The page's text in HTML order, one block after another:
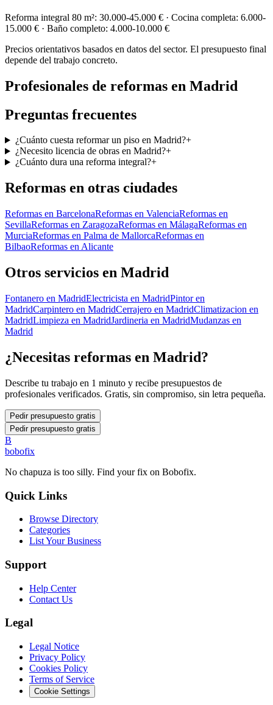
Reforma integral 80 m²: 30.000-45.000 € · Cocina completa: 6.000-
15.000 € · Baño completo: 4.000-10.000 €
Precios orientativos basados en datos del sector. El presupuesto final
depende del trabajo concreto.
Profesionales de reformas en Madrid
Preguntas frecuentes
¿Cuánto cuesta reformar un piso en Madrid?+
¿Necesito licencia de obras en Madrid?+
¿Cuánto dura una reforma integral?+
Reformas en otras ciudades
Reformas en BarcelonaReformas en ValenciaReformas en
SevillaReformas en ZaragozaReformas en MálagaReformas en
MurciaReformas en Palma de MallorcaReformas en
BilbaoReformas en Alicante
Otros servicios en Madrid
Fontanero en MadridElectricista en MadridPintoren
MadridCarpintero en MadridCerrajero en MadridClimatizacion en
MadridLimpieza en MadridJardineria en MadridMudanzas en
Madrid
¿Necesitas reformas en Madrid?
Describe tu trabajo en 1 minuto y recibe presupuestos de
profesionales verificados. Gratis, sin compromiso, sin letra pequeña.
Pedir presupuesto gratis
Pedir presupuesto gratis
B
bobofix
No chapuza is too silly. Find your fix on Bobofix.
Quick Links
Browse Directory
Categories
List Your Business
Support
Help Center
Contact Us
Legal
Legal Notice
Privacy Policy
Cookies Policy
Terms of Service
Cookie Settings